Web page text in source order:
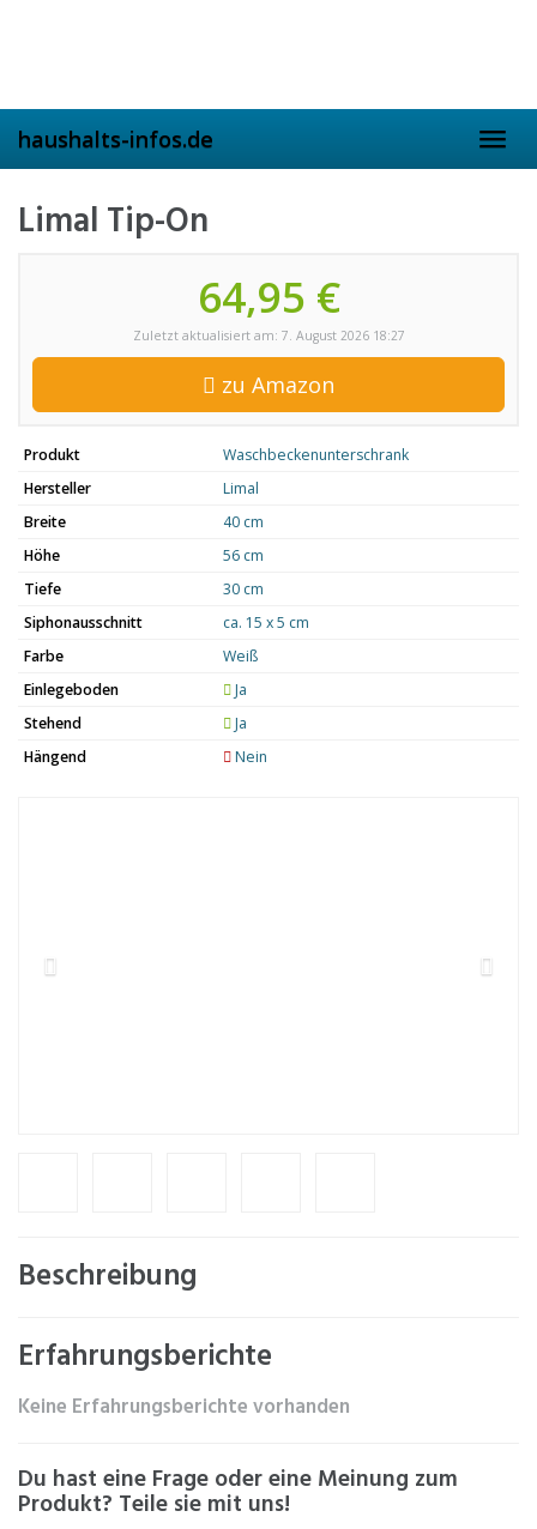
haushalts-infos.de
Limal Tip-On
64,95 €
Zuletzt aktualisiert am: 7. August 2026 18:27
zu Amazon
Produkt
Waschbeckenunterschrank
Hersteller
Limal
Breite
40 cm
Höhe
56 cm
Tiefe
30 cm
Siphonausschnitt
ca. 15 x 5 cm
Farbe
Weiß
Einlegeboden
Ja
Stehend
Ja
Hängend
Nein
Beschreibung
Erfahrungsberichte
Keine Erfahrungsberichte vorhanden
Du hast eine Frage oder eine Meinung zum
Produkt? Teile sie mit uns!